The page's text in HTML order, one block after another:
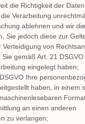
die Richtigkeit der
Verarbeitung
ablehnen und wir
Sie jedoch diese zur
Verteidigung von
gemäß Art. 21
eingelegt haben;
Ihre
haben, in einem
an einen anderen
zu verlangen;